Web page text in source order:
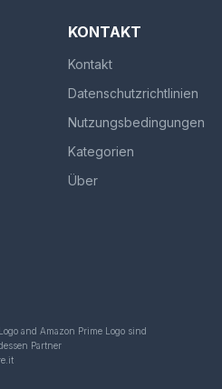
KONTAKT
Kontakt
Datenschutzrichtlinien
Nutzungsbedingungen
Kategorien
Über
and Amazon Prime Logo sind
Partner